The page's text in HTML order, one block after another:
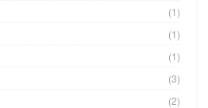
(1)
(1)
(1)
(3)
(2)